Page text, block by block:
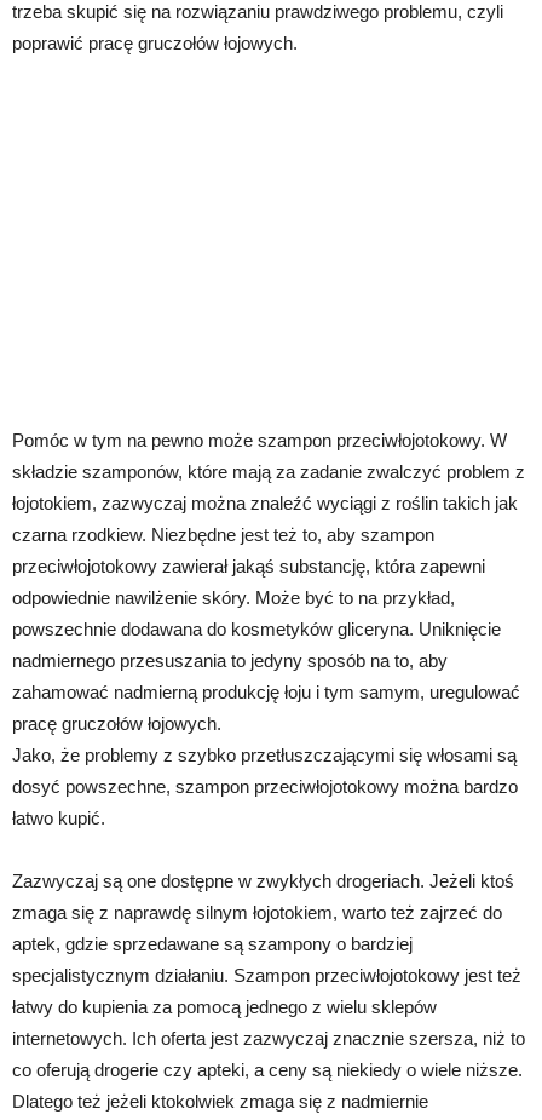
trzeba skupić się na rozwiązaniu prawdziwego problemu, czyli
poprawić pracę gruczołów łojowych.
Pomóc w tym na pewno może szampon przeciwłojotokowy. W
składzie szamponów, które mają za zadanie zwalczyć problem z
łojotokiem, zazwyczaj można znaleźć wyciągi z roślin takich jak
czarna rzodkiew. Niezbędne jest też to, aby szampon
przeciwłojotokowy zawierał jakąś substancję, która zapewni
odpowiednie nawilżenie skóry. Może być to na przykład,
powszechnie dodawana do kosmetyków gliceryna. Uniknięcie
nadmiernego przesuszania to jedyny sposób na to, aby
zahamować nadmierną produkcję łoju i tym samym, uregulować
pracę gruczołów łojowych.
Jako, że problemy z szybko przetłuszczającymi się włosami są
dosyć powszechne, szampon przeciwłojotokowy można bardzo
łatwo kupić.
Zazwyczaj są one dostępne w zwykłych drogeriach. Jeżeli ktoś
zmaga się z naprawdę silnym łojotokiem, warto też zajrzeć do
aptek, gdzie sprzedawane są szampony o bardziej
specjalistycznym działaniu. Szampon przeciwłojotokowy jest też
łatwy do kupienia za pomocą jednego z wielu sklepów
internetowych. Ich oferta jest zazwyczaj znacznie szersza, niż to
co oferują drogerie czy apteki, a ceny są niekiedy o wiele niższe.
Dlatego też jeżeli ktokolwiek zmaga się z nadmiernie